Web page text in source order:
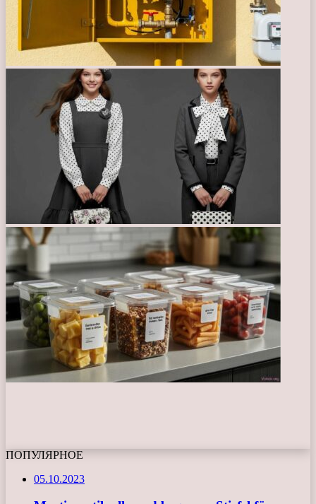
ПОПУЛЯРНОЕ
05.10.2023